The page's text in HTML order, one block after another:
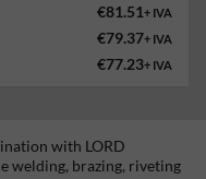
€81.51+ IVA
€79.37+ IVA
€77.23+ IVA
with LORD
welding, brazing, riveting